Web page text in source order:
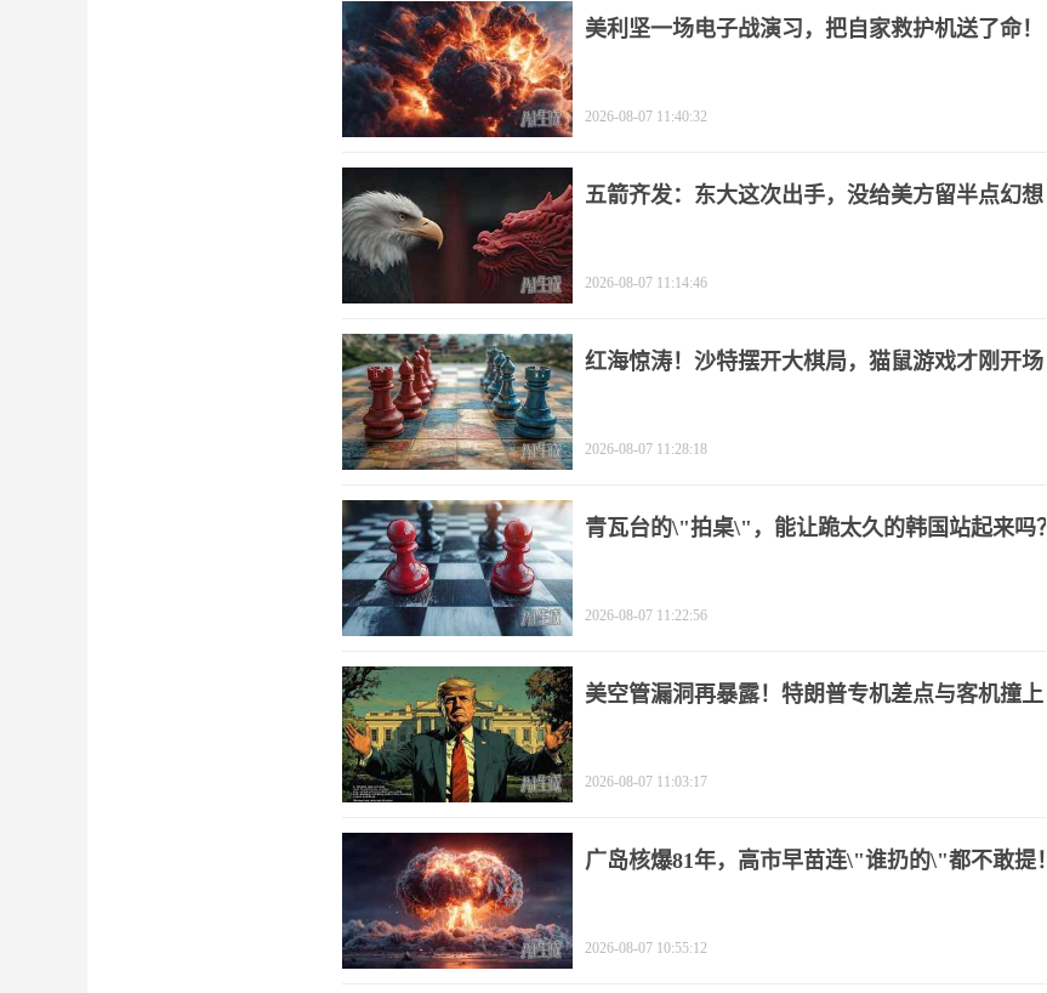
美利坚一场电子战演习，把自家救护机送了命！
2026-08-07 11:40:32
五箭齐发：东大这次出手，没给美方留半点幻想
2026-08-07 11:14:46
红海惊涛！沙特摆开大棋局，猫鼠游戏才刚开场
2026-08-07 11:28:18
青瓦台的\"拍桌\"，能让跪太久的韩国站起来吗？
2026-08-07 11:22:56
美空管漏洞再暴露！特朗普专机差点与客机撞上
2026-08-07 11:03:17
广岛核爆81年，高市早苗连\"谁扔的\"都不敢提！
2026-08-07 10:55:12